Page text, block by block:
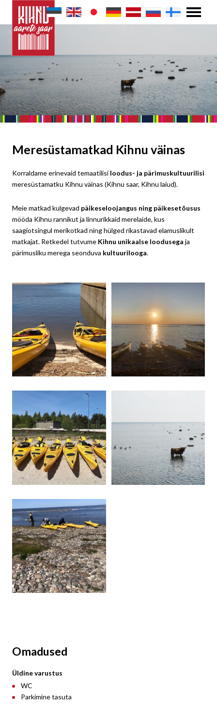
Meresüstamatkad Kihnu väinas
Korraldame erinevaid temaatilisi loodus- ja pärimuskultuurilisi
meresüstamatku Kihnu väinas (Kihnu saar, Kihnu laiud).
Meie matkad kulgevad päikeseloojangus ning päikesetõusus
mööda Kihnu rannikut ja linnurikkaid merelaide, kus
saagiotsingul merikotkad ning hülged rikastavad elamuslikult
matkajat. Retkedel tutvume Kihnu unikaalse loodusega ja
pärimusliku merega seonduva kultuurilooga.
Omadused
Üldine varustus
WC
Parkimine tasuta